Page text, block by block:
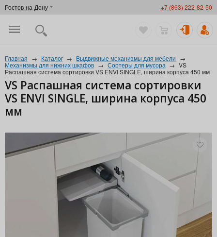
Ростов-на-Дону +7 (863) 222-82-50
Главная → Каталог → Выдвижные механизмы для мебели →
Механизмы для нижних шкафов → Сортеры для мусора → VS
Распашная система сортировки VS ENVI SINGLE, ширина корпуса 450 мм
VS Распашная система сортировки
VS ENVI SINGLE, ширина корпуса 450
мм